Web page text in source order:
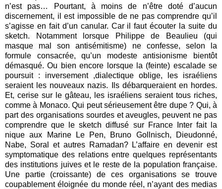
n’est pas… Pourtant, à moins de n’être doté d’aucun
discernement, il est impossible de ne pas comprendre qu’il
s’agisse en fait d’un canular. Car il faut écouter la suite du
sketch. Notamment lorsque Philippe de Beaulieu (qui
masque mal son antisémitisme) ne confesse, selon la
formule consacrée, qu’un modeste antisionisme bientôt
démasqué. Ou bien encore lorsque la (feinte) escalade se
poursuit : inversement ,dialectique oblige, les israéliens
seraient les nouveaux nazis. Ils débarqueraient en hordes.
Et, cerise sur le gâteau, les israéliens seraient tous riches,
comme à Monaco. Qui peut sérieusement être dupe ? Qui, à
part des organisations sourdes et aveugles, peuvent ne pas
comprendre que le sketch diffusé sur France Inter fait la
nique aux Marine Le Pen, Bruno Gollnisch, Dieudonné,
Nabe, Soral et autres Ramadan? L’affaire en devenir est
symptomatique des relations entre quelques représentants
des institutions juives et le reste de la population française.
Une partie (croissante) de ces organisations se trouve
coupablement éloignée du monde réel, n’ayant des medias